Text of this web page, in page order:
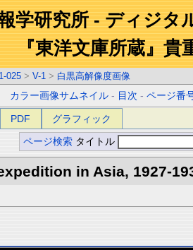
学研究所 - ディジタ
『東洋文庫所蔵』貴
025 > V-1 > 白黒高解像度画像
カラー画像サムネイル - 目次 -ページ番
PDF グラフィック
ページ検索 タイトル
in Asia, 1927-